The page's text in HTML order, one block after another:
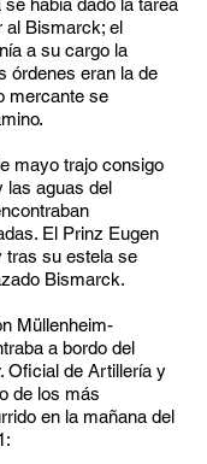
había dado la tarea
al Bismarck; el
a su cargo la
órdenes eran la de
mercante se
mayo trajo consigo
las aguas del
El Prinz Eugen
tras su estela se
Bismarck.
Müllenheim-
a bordo del
Oficial de Artillería y
de los más
en la mañana del